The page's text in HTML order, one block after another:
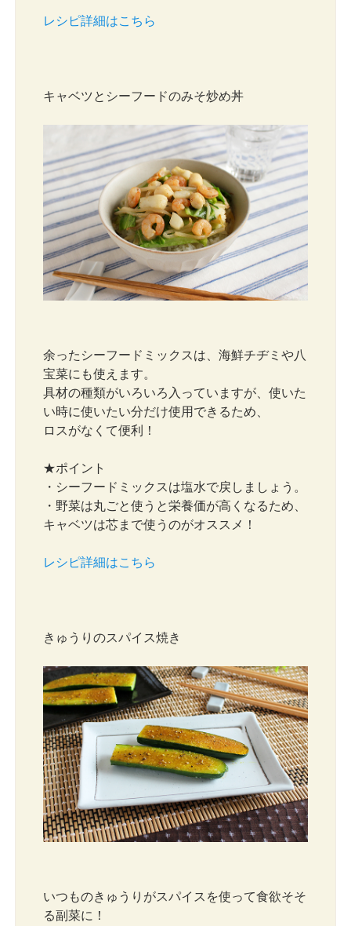
レシピ詳細はこちら
キャベツとシーフードのみそ炒め丼
余ったシーフードミックスは、海鮮チヂミや八
宝菜にも使えます。
具材の種類がいろいろ入っていますが、使いた
い時に使いたい分だけ使用できるため、
ロスがなくて便利！
★ポイント
・シーフードミックスは塩水で戻しましょう。
・野菜は丸ごと使うと栄養価が高くなるため、
キャベツは芯まで使うのがオススメ！
レシピ詳細はこちら
きゅうりのスパイス焼き
いつものきゅうりがスパイスを使って食欲そそ
る副菜に！